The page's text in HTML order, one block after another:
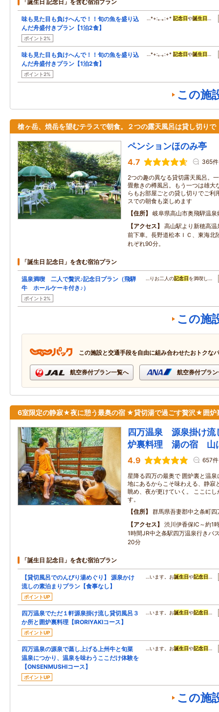
「誕生日 記念日」を含む宿泊プラン
味も見た目も負けへんで！！旬の魚を盛り込
んだ舟盛付きプラン【1泊2食】
ポイント2%
…*+:｡.｡:+* 記念日や誕生日 …
味も見た目も負けへんで！！旬の魚を盛り込
んだ舟盛付きプラン【1泊2食】
ポイント2%
…*+:｡.｡:+* 記念日や誕生日 …
この施
槍ヶ岳、焼岳を望むテラスで朝食。２つの露天風呂は貸し切りで
ペンションほのみ亭
4.7 365件
2つの趣の異なる貸切露天風呂。
畳敷きの樽風呂。もう一つは雄大
らもお部屋ごとの貸し切りでご利
スでの朝食も楽しめます
住所
岐阜県高山市奥飛騨温
アクセス
高山駅より新穂高
前下車。長野道松本ＩＣ、東海北
れぞれ90分。
「誕生日 記念日」を含む宿泊プラン
温泉満喫 二人で贅沢♪記念日プラン（飛騨
牛 ホールケーキ付き♪）
ポイント2%
…りお二人の記念日 を満喫し…
この施
この施設と交通手段を自由に組み合わせたおトクな
航空券付プラン一覧へ 航空券付プラ
6室限定の静寂★夜に憩う最奥の宿 ★貸切湯で過ごす贅沢★囲炉
四万温泉 源泉掛け流
炉裏料理 湯の宿 山
4.9 657件
星降る四万の最奥で 囲炉裏と温
地にあるからこそ味わえる、静寂
眺め、夜が更けていく。 ここに
す。
住所
群馬県吾妻郡中之条町
アクセス
渋川伊香保IC～約1
1時間JR中之条駅四万温泉行きバ
20分
「誕生日 記念日」を含む宿泊プラン
【貸切風呂でのんびり湯めぐり】 源泉かけ
流しの素泊まりプラン【食事なし】
ポイントUP
…います。お誕生日や記念日 …
四万温泉でただ１軒源泉掛け流し貸切風呂３
か所と囲炉裏料理【IRORIYAKIコース】
ポイントUP
…います。お誕生日や記念日 …
四万温泉の源泉で蒸し上げる上州牛と旬菜
温泉につかり、温泉を味わうここだけ体験を
【ONSENMUSHIコース】
ポイントUP
…います。お誕生日や記念日 …
この施